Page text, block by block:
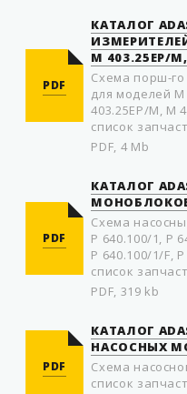
PDF
КАТАЛОГ
M 403.25EP/
Схема пoрш-
для моделей M
403.25EP/M, M
список
PDF, 4 Mb
PDF
КАТАЛОГ
Схема
P 640.100/1, P
P 640.100/1/F,
список
PDF, 319 kb
PDF
КАТАЛОГ
НАСОСНЫХ
Схема
список